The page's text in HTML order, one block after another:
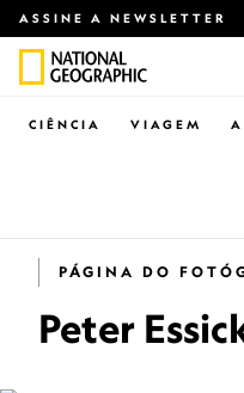
ASSINE A NEWSLETTER
CIÊNCIA VIAGEM
PÁGINA DO
Peter